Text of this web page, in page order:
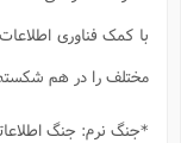
با کمک فناوری
مختلف را در هم
*جنگ نرم: جنگ